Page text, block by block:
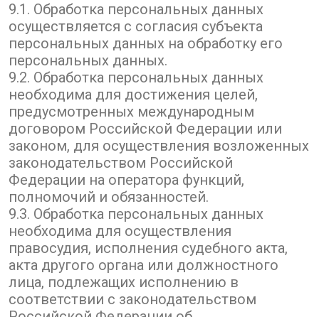
9.1. Обработка персональных данных
осуществляется с согласия субъекта
персональных данных на обработку его
персональных данных.
9.2. Обработка персональных данных
необходима для достижения целей,
предусмотренных международным
договором Российской Федерации или
законом, для осуществления возложенных
законодательством Российской
Федерации на оператора функций,
полномочий и обязанностей.
9.3. Обработка персональных данных
необходима для осуществления
правосудия, исполнения судебного акта,
акта другого органа или должностного
лица, подлежащих исполнению в
соответствии с законодательством